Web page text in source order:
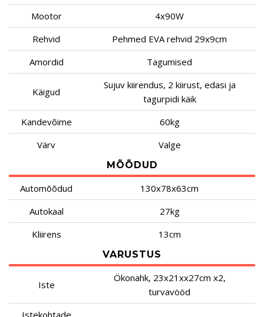
Mootor
4x90W
Rehvid
Pehmed EVA rehvid 29x9cm
Amordid
Tagumised
Käigud
Sujuv kiirendus, 2 kiirust, edasi ja
tagurpidi käik
Kandevõime
60kg
Värv
Valge
MÕÕDUD
Automõõdud
130x78x63cm
Autokaal
27kg
Kliirens
13cm
VARUSTUS
Iste
Ökonahk, 23x21xx27cm x2,
turvavööd